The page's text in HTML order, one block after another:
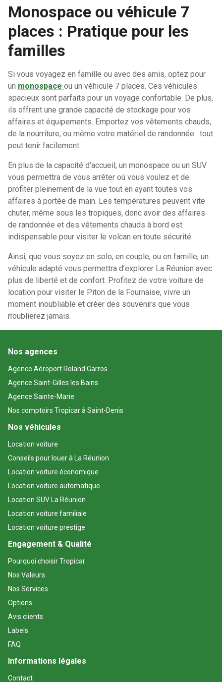
Monospace ou véhicule 7
places : Pratique pour les
familles
Si vous voyagez en famille ou avec des amis, optez pour
un monospace ou un véhicule 7 places. Ces véhicules
spacieux sont parfaits pour un voyage confortable. De plus,
ils offrent une grande capacité de stockage pour vos
affaires et équipements. Emportez vos vêtements chauds,
de la nourriture, ou même votre matériel de randonnée : tout
peut tenir facilement.
En plus de la capacité d’accueil, un monospace ou un SUV
vous permettra de vous arrêter où vous voulez et de
profiter pleinement de la vue tout en ayant toutes vos
affaires à portée de main. Les températures peuvent vite
chuter, même sous les tropiques, donc avoir des affaires
de randonnée et des vêtements chauds à bord est
indispensable pour visiter le volcan en toute sécurité.
Ainsi, que vous soyez en solo, en couple, ou en famille, un
véhicule adapté vous permettra d’explorer La Réunion avec
plus de liberté et de confort. Profitez de votre voiture de
location pour visiter le Piton de la Fournaise, vivre un
moment inoubliable et créer des souvenirs que vous
n’oublierez jamais.
Nos agences
Agence Aéroport Roland Garros
Agence Saint-Gilles les Bains
Agence Sainte-Marie
Nos comptoirs Tropicar à Saint-Denis
Nos véhicules
Location voiture
Conseils pour louer à La Réunion
Location voiture économique
Location voiture automatique
Location SUV La Réunion
Location voiture familiale
Location voiture prestige
Engagement & Qualité
Pourquoi choisir Tropicar
Nos Valeurs
Nos Services
Options
Avis clients
Labels
FAQ
Informations légales
Contact